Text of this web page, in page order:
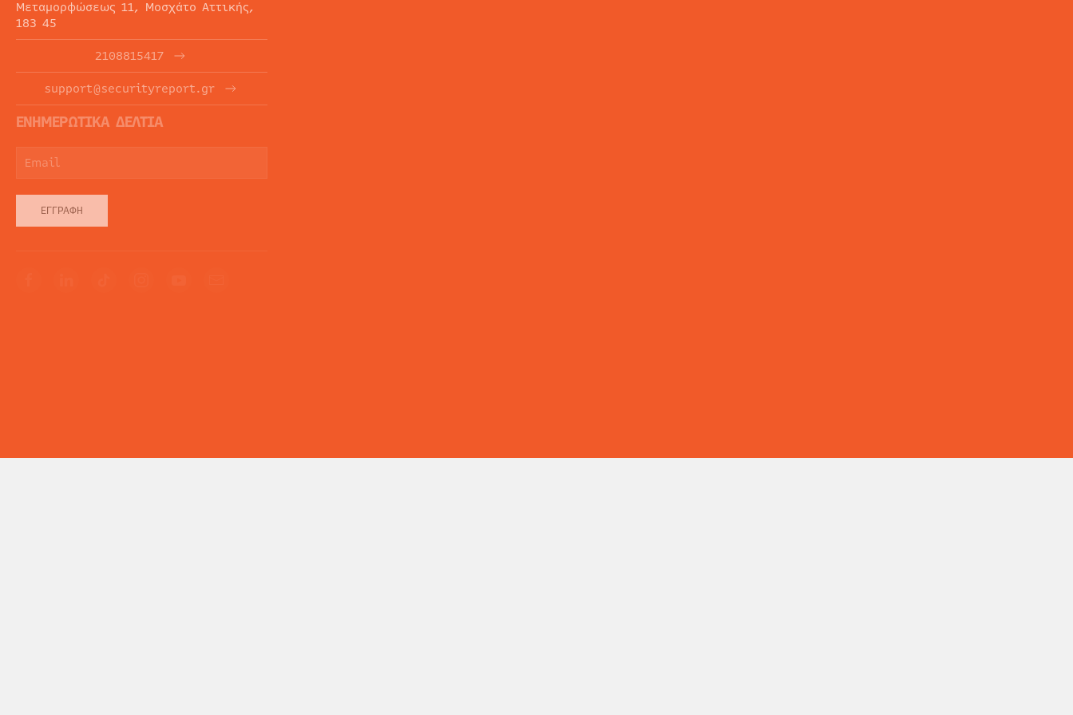
Μεταμορφώσεως 11, Μοσχάτο Αττικής,
183 45
2108815417
support@securityreport.gr
ΕΝΗΜΕΡΩΤΙΚΑ ΔΕΛΤΙΑ
ΕΓΓΡΑΦΉ